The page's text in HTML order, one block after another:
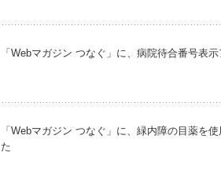
「Webマガジン つなぐ」に、病院待合番号
「Webマガジン つなぐ」に、緑内障の目薬
た